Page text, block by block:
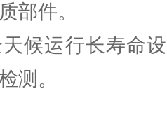
部件。
候运行长寿命
测。